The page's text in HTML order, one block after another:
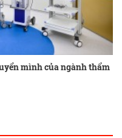
mình của ngành thẩm